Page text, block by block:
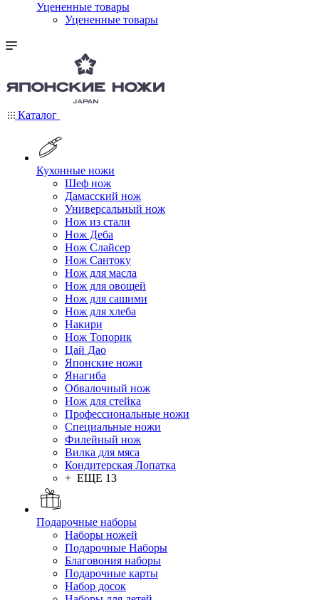
Уцененные товары
Уцененные товары
Каталог
Кухонные ножи
Шеф нож
Дамасский нож
Универсальный нож
Нож из стали
Нож Деба
Нож Слайсер
Нож Сантоку
Нож для масла
Нож для овощей
Нож для сашими
Нож для хлеба
Накири
Нож Топорик
Цай Дао
Японские ножи
Янагиба
Обвалочный нож
Нож для стейка
Профессиональные ножи
Специальные ножи
Филейный нож
Вилка для мяса
Кондитерская Лопатка
+ ЕЩЕ 13
Подарочные наборы
Наборы ножей
Подарочные Наборы
Благовония наборы
Подарочные карты
Набор досок